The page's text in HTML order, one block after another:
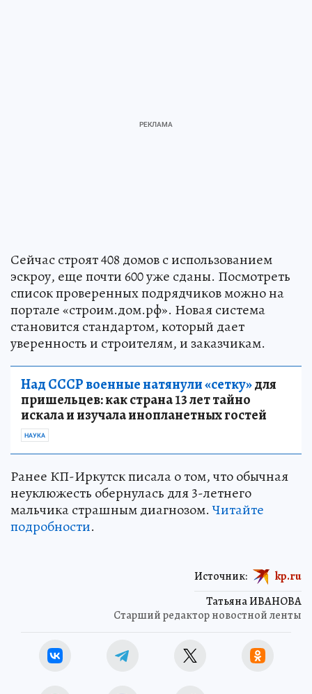
Сейчас строят 408 домов с использованием
эскроу, еще почти 600 уже сданы. Посмотреть
список проверенных подрядчиков можно на
портале «строим.дом.рф». Новая система
становится стандартом, который дает
уверенность и строителям, и заказчикам.
Над СССР военные натянули «сетку»для
пришельцев: как страна 13 лет тайно
искала и изучала инопланетных гостей
НАУКА
Ранее КП-Иркутск писала о том, что обычная
неуклюжесть обернулась для 3-летнего
мальчика страшным диагнозом.Читайте
подробности.
Татьяна ИВАНОВА
Старший редактор новостной ленты
Источник: kp.ru